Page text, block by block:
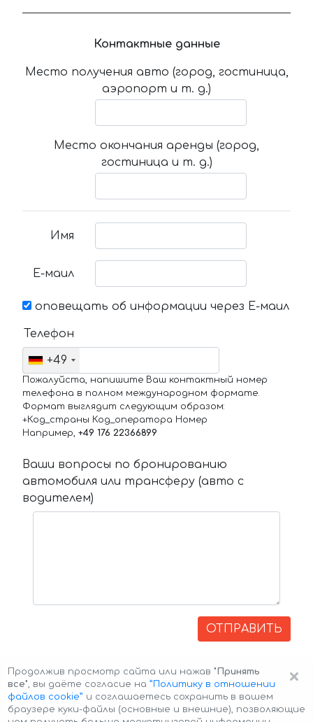
Контактные данные
Место получения авто (город, гостиница,
аэропорт и т. д.)
Место окончания аренды (город,
гостиница и т. д.)
Имя
Е-маил
оповещать об информации через Е-маил
Телефон
+49
Пожалуйста, напишите Ваш контактный номер
телефона в полном международном формате.
Формат выглядит следующим образом:
+Код_страны Код_оператора Номер
Например, +49 176 22366899
Ваши вопросы по бронированию
автомобиля или трансферу (авто с
водителем)
ОТПРАВИТЬ
×
Продолжив просмотр сайта или нажав "Принять
все", вы даёте согласие на ”Политику в отношении
файлов cookie” и соглашаетесь сохранить в вашем
браузере куки-файлы (основные и внешние), позволяющие